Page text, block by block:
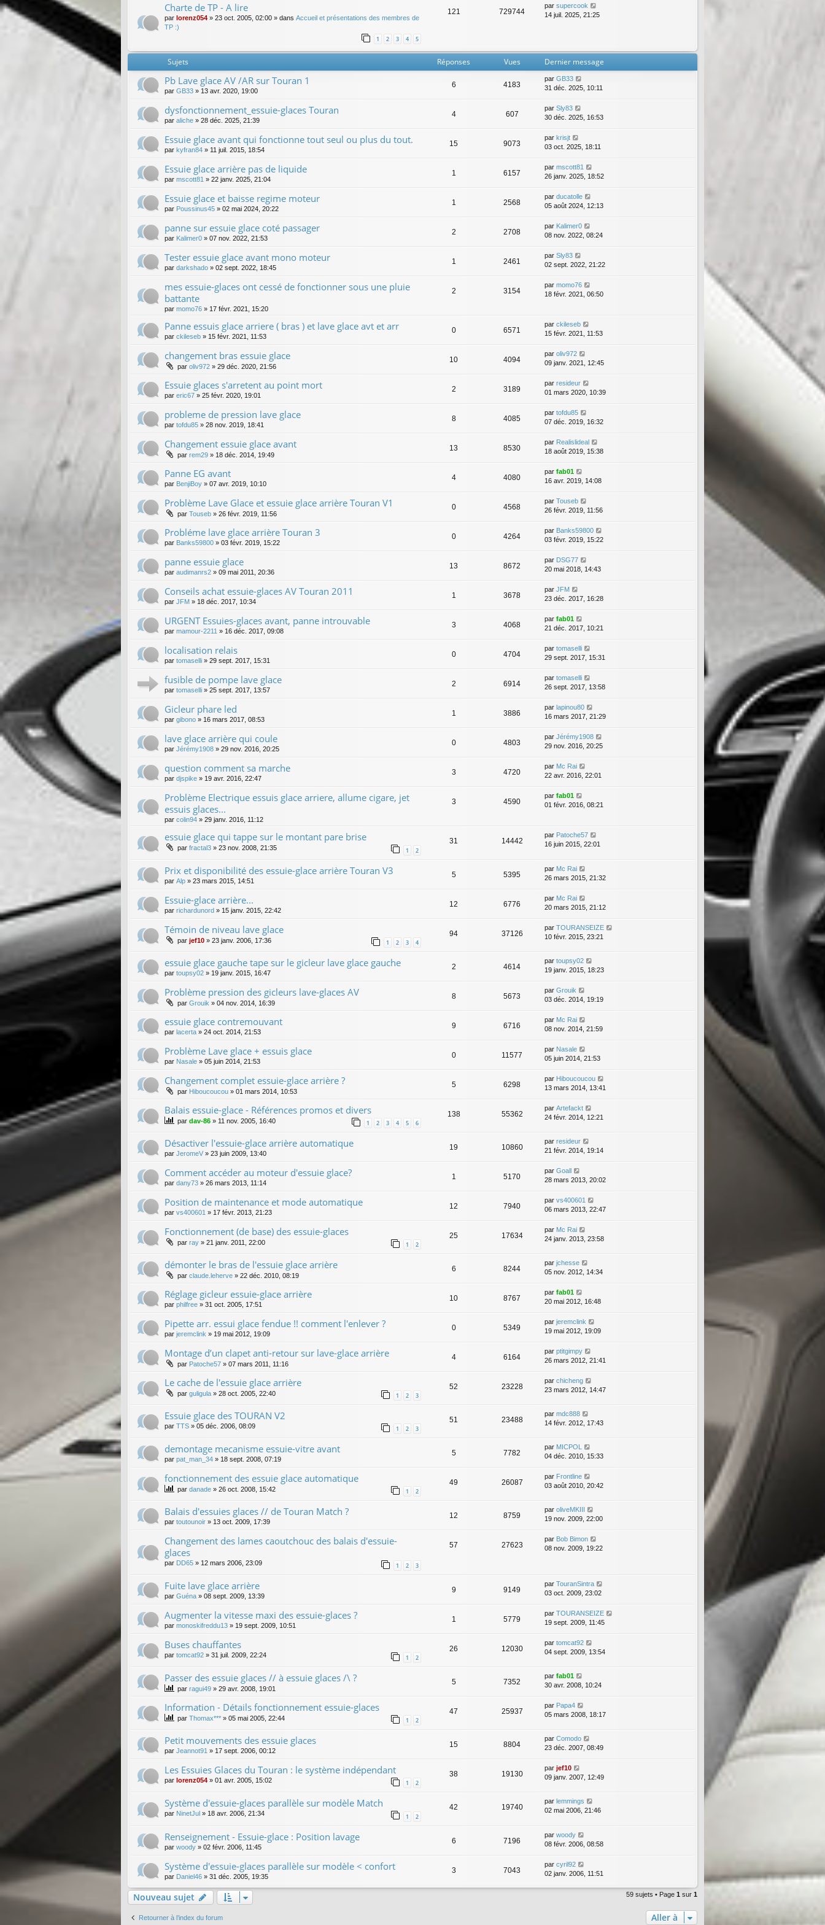
Charte de TP - A lire
par lorenz054 » 23 oct. 2005, 02:00 » dans Accueil et présentations des membres de
TP :)
1 2 3 4 5
121 729744
par supercook
14 juil. 2025, 21:25
Sujets Réponses Vues Dernier message
Pb Lave glace AV /AR sur Touran 1
par GB33 » 13 avr. 2020, 19:00
6 4183
par GB33
31 déc. 2025, 10:11
dysfonctionnement_essuie-glaces Touran
par aliche » 28 déc. 2025, 21:39
4 607
par Sly83
30 déc. 2025, 16:53
Essuie glace avant qui fonctionne tout seul ou plus du tout.
par kyfran84 » 11 juil. 2015, 18:54
15 9073
par krisjt
03 oct. 2025, 18:11
Essuie glace arrière pas de liquide
par mscott81 » 22 janv. 2025, 21:04
1 6157
par mscott81
26 janv. 2025, 18:52
Essuie glace et baisse regime moteur
par Poussinus45 » 02 mai 2024, 20:22
1 2568
par ducatolle
05 août 2024, 12:13
panne sur essuie glace coté passager
par Kalimer0 » 07 nov. 2022, 21:53
2 2708
par Kalimer0
08 nov. 2022, 08:24
Tester essuie glace avant mono moteur
par darkshado » 02 sept. 2022, 18:45
1 2461
par Sly83
02 sept. 2022, 21:22
mes essuie-glaces ont cessé de fonctionner sous une pluie
battante
par momo76 » 17 févr. 2021, 15:20
2 3154
par momo76
18 févr. 2021, 06:50
Panne essuis glace arriere ( bras ) et lave glace avt et arr
par ckileseb » 15 févr. 2021, 11:53
0 6571
par ckileseb
15 févr. 2021, 11:53
changement bras essuie glace
par oliv972 » 29 déc. 2020, 21:56
10 4094
par oliv972
09 janv. 2021, 12:45
Essuie glaces s'arretent au point mort
par eric67 » 25 févr. 2020, 19:01
2 3189
par resideur
01 mars 2020, 10:39
probleme de pression lave glace
par tofdu85 » 28 nov. 2019, 18:41
8 4085
par tofdu85
07 déc. 2019, 16:32
Changement essuie glace avant
par rem29 » 18 déc. 2014, 19:49
13 8530
par Realislideal
18 août 2019, 15:38
Panne EG avant
par BenjiBoy » 07 avr. 2019, 10:10
4 4080
par fab01
16 avr. 2019, 14:08
Problème Lave Glace et essuie glace arrière Touran V1
par Touseb » 26 févr. 2019, 11:56
0 4568
par Touseb
26 févr. 2019, 11:56
Probléme lave glace arrière Touran 3
par Banks59800 » 03 févr. 2019, 15:22
0 4264
par Banks59800
03 févr. 2019, 15:22
panne essuie glace
par audimanrs2 » 09 mai 2011, 20:36
13 8672
par DSG77
20 mai 2018, 14:43
Conseils achat essuie-glaces AV Touran 2011
par JFM » 18 déc. 2017, 10:34
1 3678
par JFM
23 déc. 2017, 16:28
URGENT Essuies-glaces avant, panne introuvable
par mamour-2211 » 16 déc. 2017, 09:08
3 4068
par fab01
21 déc. 2017, 10:21
localisation relais
par tomaselli » 29 sept. 2017, 15:31
0 4704
par tomaselli
29 sept. 2017, 15:31
fusible de pompe lave glace
par tomaselli » 25 sept. 2017, 13:57
2 6914
par tomaselli
26 sept. 2017, 13:58
Gicleur phare led
par gibono » 16 mars 2017, 08:53
1 3886
par lapinou80
16 mars 2017, 21:29
lave glace arrière qui coule
par Jérémy1908 » 29 nov. 2016, 20:25
0 4803
par Jérémy1908
29 nov. 2016, 20:25
question comment sa marche
par djspike » 19 avr. 2016, 22:47
3 4720
par Mc Rai
22 avr. 2016, 22:01
Problème Electrique essuis glace arriere, allume cigare, jet
essuis glaces...
par colin94 » 29 janv. 2016, 11:12
3 4590
par fab01
01 févr. 2016, 08:21
essuie glace qui tappe sur le montant pare brise
par fractal3 » 23 nov. 2008, 21:35 1 2
31 14442
par Patoche57
16 juin 2015, 22:01
Prix et disponibilité des essuie-glace arrière Touran V3
par Alp » 23 mars 2015, 14:51
5 5395
par Mc Rai
26 mars 2015, 21:32
Essuie-glace arrière...
par richardunord » 15 janv. 2015, 22:42
12 6776
par Mc Rai
20 mars 2015, 21:12
Témoin de niveau lave glace
par jef10 » 23 janv. 2006, 17:36 1 2 3 4
94 37126
par TOURANSEIZE
10 févr. 2015, 23:21
essuie glace gauche tape sur le gicleur lave glace gauche
par toupsy02 » 19 janv. 2015, 16:47
2 4614
par toupsy02
19 janv. 2015, 18:23
Problème pression des gicleurs lave-glaces AV
par Grouik » 04 nov. 2014, 16:39
8 5673
par Grouik
03 déc. 2014, 19:19
essuie glace contremouvant
par lacerta » 24 oct. 2014, 21:53
9 6716
par Mc Rai
08 nov. 2014, 21:59
Problème Lave glace + essuis glace
par Nasale » 05 juin 2014, 21:53
0 11577
par Nasale
05 juin 2014, 21:53
Changement complet essuie-glace arrière ?
par Hiboucoucou » 01 mars 2014, 10:53
5 6298
par Hiboucoucou
13 mars 2014, 13:41
Balais essuie-glace - Références promos et divers
par dav-86 » 11 nov. 2005, 16:40 1 2 3 4 5 6
138 55362
par Artefackt
24 févr. 2014, 12:21
Désactiver l'essuie-glace arrière automatique
par JeromeV » 23 juin 2009, 13:40
19 10860
par resideur
21 févr. 2014, 19:14
Comment accéder au moteur d'essuie glace?
par dany73 » 26 mars 2013, 11:14
1 5170
par Goall
28 mars 2013, 20:02
Position de maintenance et mode automatique
par vs400601 » 17 févr. 2013, 21:23
12 7940
par vs400601
06 mars 2013, 22:47
Fonctionnement (de base) des essuie-glaces
par ray » 21 janv. 2011, 22:00 1 2
25 17634
par Mc Rai
24 janv. 2013, 23:58
démonter le bras de l'essuie glace arrière
par claude.leherve » 22 déc. 2010, 08:19
6 8244
par jchesse
05 nov. 2012, 14:34
Réglage gicleur essuie-glace arrière
par philfree » 31 oct. 2005, 17:51
10 8767
par fab01
20 mai 2012, 16:48
Pipette arr. essui glace fendue !! comment l'enlever ?
par jeremclink » 19 mai 2012, 19:09
0 5349
par jeremclink
19 mai 2012, 19:09
Montage d’un clapet anti-retour sur lave-glace arrière
par Patoche57 » 07 mars 2011, 11:16
4 6164
par ptitgimpy
26 mars 2012, 21:41
Le cache de l'essuie glace arrière
par guligula » 28 oct. 2005, 22:40 1 2 3
52 23228
par chicheng
23 mars 2012, 14:47
Essuie glace des TOURAN V2
par TTS » 05 déc. 2006, 08:09 1 2 3
51 23488
par mdc888
14 févr. 2012, 17:43
demontage mecanisme essuie-vitre avant
par pat_man_34 » 18 sept. 2008, 07:19
5 7782
par MICPOL
04 déc. 2010, 15:33
fonctionnement des essuie glace automatique
par danade » 26 oct. 2008, 15:42 1 2
49 26087
par Frontline
03 août 2010, 20:42
Balais d'essuies glaces // de Touran Match ?
par toutounoir » 13 oct. 2009, 17:39
12 8759
par oliveMKIII
19 nov. 2009, 22:00
Changement des lames caoutchouc des balais d'essuie-
glaces
par DD65 » 12 mars 2006, 23:09 1 2 3
57 27623
par Bob Bimon
08 nov. 2009, 19:22
Fuite lave glace arrière
par Guéna » 08 sept. 2009, 13:39
9 9149
par TouranSintra
03 oct. 2009, 23:02
Augmenter la vitesse maxi des essuie-glaces ?
par monoskifreddu13 » 19 sept. 2009, 10:51
1 5779
par TOURANSEIZE
19 sept. 2009, 11:45
Buses chauffantes
par tomcat92 » 31 juil. 2009, 22:24 1 2
26 12030
par tomcat92
04 sept. 2009, 13:54
Passer des essuie glaces // à essuie glaces /\ ?
par ragui49 » 29 avr. 2008, 19:01
5 7352
par fab01
30 avr. 2008, 10:24
Information - Détails fonctionnement essuie-glaces
par Thomax*** » 05 mai 2005, 22:44 1 2
47 25937
par Papa4
05 mars 2008, 18:17
Petit mouvements des essuie glaces
par Jeannot91 » 17 sept. 2006, 00:12
15 8804
par Comodo
23 déc. 2007, 08:49
Les Essuies Glaces du Touran : le système indépendant
par lorenz054 » 01 avr. 2005, 15:02 1 2
38 19130
par jef10
09 janv. 2007, 12:49
Système d'essuie-glaces parallèle sur modèle Match
par NinetJul » 18 avr. 2006, 21:34 1 2
42 19740
par lemmings
02 mai 2006, 21:46
Renseignement - Essuie-glace : Position lavage
par woody » 02 févr. 2006, 11:45
6 7196
par woody
08 févr. 2006, 08:58
Système d'essuie-glaces parallèle sur modèle < confort
par Daniel46 » 31 déc. 2005, 19:35
3 7043
par cyril92
02 janv. 2006, 11:51
Nouveau sujet 59 sujets • Page 1 sur 1
Retourner à l’index du forum Aller à